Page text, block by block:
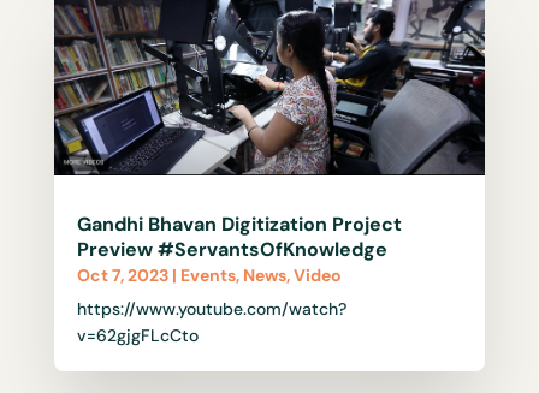
Gandhi Bhavan Digitization Project
Preview #ServantsOfKnowledge
Oct 7, 2023| Events, News,Video
https://www.youtube.com/watch?
v=62gjgFLcCto